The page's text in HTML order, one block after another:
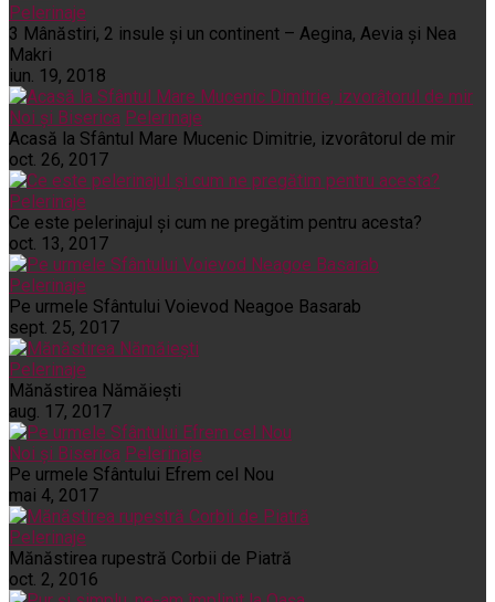
Pelerinaje
3 Mânăstiri, 2 insule și un continent – Aegina, Aevia și Nea
Makri
iun. 19, 2018
Noi și Biserica Pelerinaje
Acasă la Sfântul Mare Mucenic Dimitrie, izvorâtorul de mir
oct. 26, 2017
Pelerinaje
Ce este pelerinajul şi cum ne pregătim pentru acesta?
oct. 13, 2017
Pelerinaje
Pe urmele Sfântului Voievod Neagoe Basarab
sept. 25, 2017
Pelerinaje
Mănăstirea Nămăiești
aug. 17, 2017
Noi și Biserica Pelerinaje
Pe urmele Sfântului Efrem cel Nou
mai 4, 2017
Pelerinaje
Mănăstirea rupestră Corbii de Piatră
oct. 2, 2016